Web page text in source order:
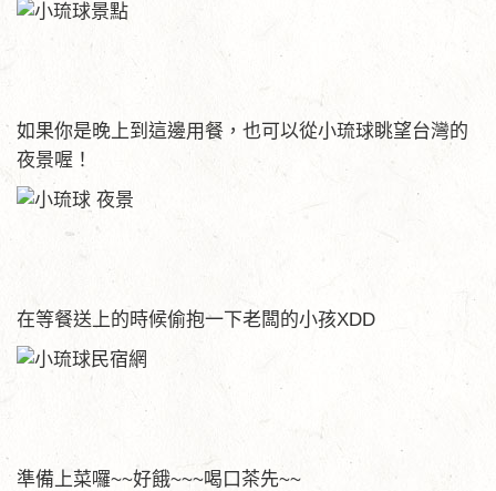
如果你是晚上到這邊用餐，也可以從小琉球眺望台灣的
夜景喔！
在等餐送上的時候偷抱一下老闆的小孩XDD
準備上菜囉~~好餓~~~喝口茶先~~